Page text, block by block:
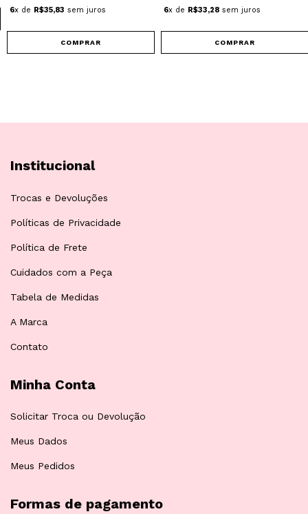
6x de R$35,83 sem juros
COMPRAR
6x de R$33,28 sem juros
COMPRAR
Institucional
Trocas e Devoluções
Políticas de Privacidade
Política de Frete
Cuidados com a Peça
Tabela de Medidas
A Marca
Contato
Minha Conta
Solicitar Troca ou Devolução
Meus Dados
Meus Pedidos
Formas de pagamento